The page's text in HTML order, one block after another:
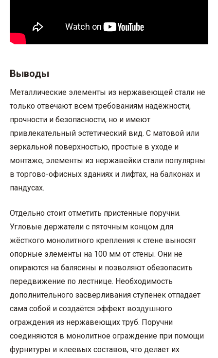
Выводы
Металлические элементы из нержавеющей стали не
только отвечают всем требованиям надёжности,
прочности и безопасности, но и имеют
привлекательный эстетический вид. С матовой или
зеркальной поверхностью, простые в уходе и
монтаже, элементы из нержавейки стали популярны
в торгово-офисных зданиях и лифтах, на балконах и
пандусах.
Отдельно стоит отметить пристенные поручни.
Угловые держатели с пяточным концом для
жёсткого монолитного крепления к стене выносят
опорные элементы на 100 мм от стены. Они не
опираются на балясины и позволяют обезопасить
передвижение по лестнице. Необходимость
дополнительного засверливания ступенек отпадает
сама собой и создаётся эффект воздушного
ограждения из нержавеющих труб. Поручни
соединяются в монолитное ограждение при помощи
фурнитуры и клеевых составов, что делает их